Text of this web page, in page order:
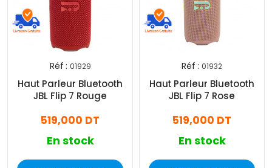
Réf : 01929
Haut Parleur Bluetooth
JBL Flip 7 Rouge
519,000 DT
En stock
Réf : 01932
Haut Parleur Bluetooth
JBL Flip 7 Rose
519,000 DT
En stock